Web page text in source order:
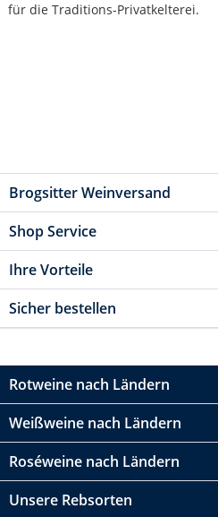
für die Traditions-Privatkelterei.
Brogsitter Weinversand
Shop Service
Ihre Vorteile
Sicher bestellen
Rotweine nach Ländern
Weißweine nach Ländern
Roséweine nach Ländern
Unsere Rebsorten